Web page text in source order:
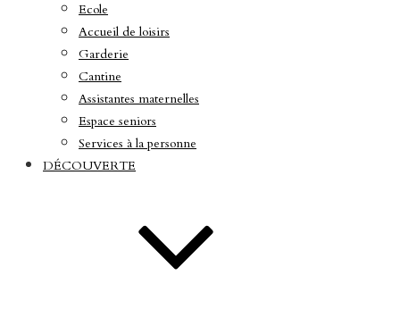
Ecole
Accueil de loisirs
Garderie
Cantine
Assistantes maternelles
Espace seniors
Services à la personne
DÉCOUVERTE